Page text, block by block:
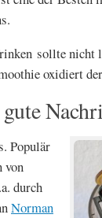
sollte nicht
oxidiert
Populär
von
durch
Norman